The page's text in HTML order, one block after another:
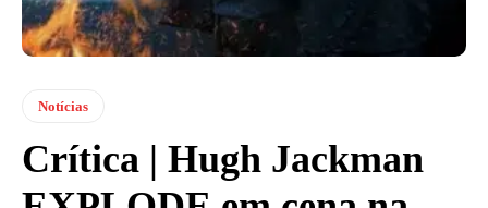
Notícias
Crítica | Hugh Jackman